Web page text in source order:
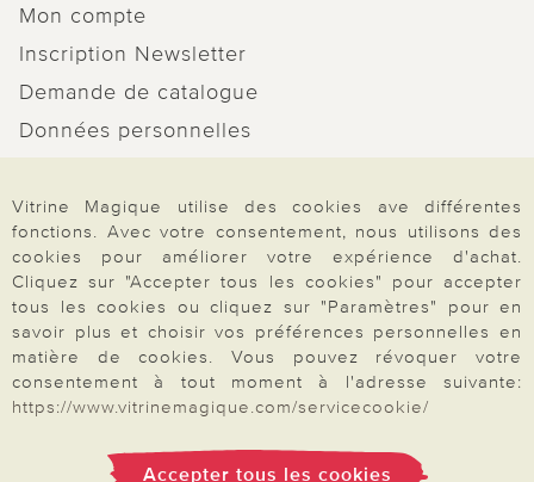
Mon compte
Inscription Newsletter
Demande de catalogue
Données personnelles
Rétractation
Paiement & Livraison
Vitrine Magique utilise des cookies ave différentes
fonctions. Avec votre consentement, nous utilisons des
cookies pour améliorer votre expérience d'achat.
Cliquez sur "Accepter tous les cookies" pour accepter
tous les cookies ou cliquez sur "Paramètres" pour en
savoir plus et choisir vos préférences personnelles en
matière de cookies. Vous pouvez révoquer votre
consentement à tout moment à l'adresse suivante:
https://www.vitrinemagique.com/servicecookie/
Accepter tous les cookies